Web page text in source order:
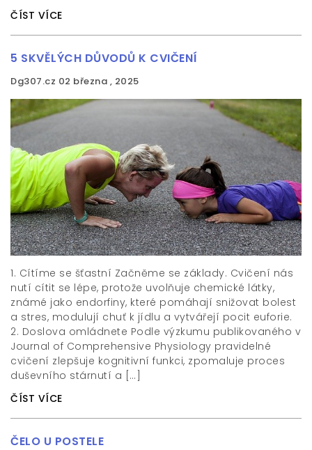
ČÍST VÍCE
5 SKVĚLÝCH DŮVODŮ K CVIČENÍ
Dg307.cz 02 března , 2025
1. Cítíme se šťastní Začněme se základy. Cvičení nás
nutí cítit se lépe, protože uvolňuje chemické látky,
známé jako endorfiny, které pomáhají snižovat bolest
a stres, modulují chuť k jídlu a vytvářejí pocit euforie.
2. Doslova omládnete Podle výzkumu publikovaného v
Journal of Comprehensive Physiology pravidelné
cvičení zlepšuje kognitivní funkci, zpomaluje proces
duševního stárnutí a […]
ČÍST VÍCE
ČELO U POSTELE